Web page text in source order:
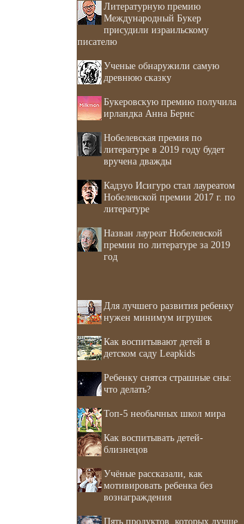
Литературную премию
Международный Букер
присудили израильскому
писателю
Ученые обнаружили самую
древнюю сказку
Букеровскую премию получила
ирландка Анна Бернс
Нобелевская премия по
литературе в 2019 году будет
вручена дважды
Кадзуо Исигуро стал лауреатом
Нобелевской премии 2017 г. по
литературе
Назван лауреат Нобелевской
премии по литературе за 2019
год
Для лучшего развития ребенку
нужен минимум игрушек
Как воспитывают детей в
детском саду Leapkids
Ребенку снятся страшные сны:
что делать?
Топ-5 необычных школ мира
Как воспитывать детей-
близнецов
Учёные рассказали, как
мотивировать ребенка без
вознаграждения
Пять продуктов, которых лучше